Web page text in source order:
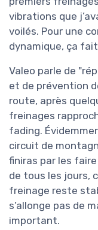
vibrations que
voilés. Pour une
dynamique, ça
Valeo parle de
et de prévention
route, après
freinages
fading.
circuit de
finiras par les
de tous les jours,
freinage reste
s’allonge pas de
important.